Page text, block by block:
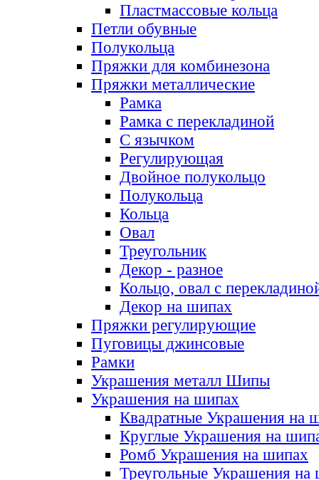
Пластмассовые кольца
Петли обувные
Полукольца
Пряжки для комбинезона
Пряжки металлические
Рамка
Рамка с перекладиной
С язычком
Регулирующая
Двойное полукольцо
Полукольца
Кольца
Овал
Треугольник
Декор - разное
Кольцо, овал с
Декор на шипах
Пряжки регулирующие
Пуговицы джинсовые
Рамки
Украшения металл Шипы
Украшения на шипах
Квадратные Украшения на
Круглые Украшения на
Ромб Украшения на шипах
Треугольные Украшения на